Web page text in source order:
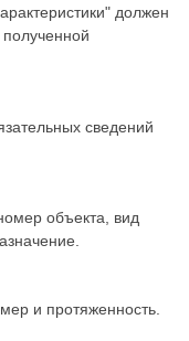
должен
сведений
объекта, вид
и протяженность.